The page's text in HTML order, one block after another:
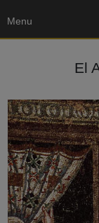
Menu
El